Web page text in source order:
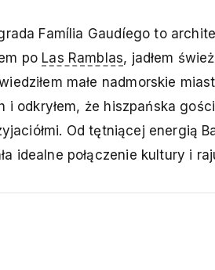
Família Gaudíego to
po Las Ramblas, jadłem
małe nadmorskie
odkryłem, że hiszpańska
Od tętniącej energią
idealne połączenie kultury i